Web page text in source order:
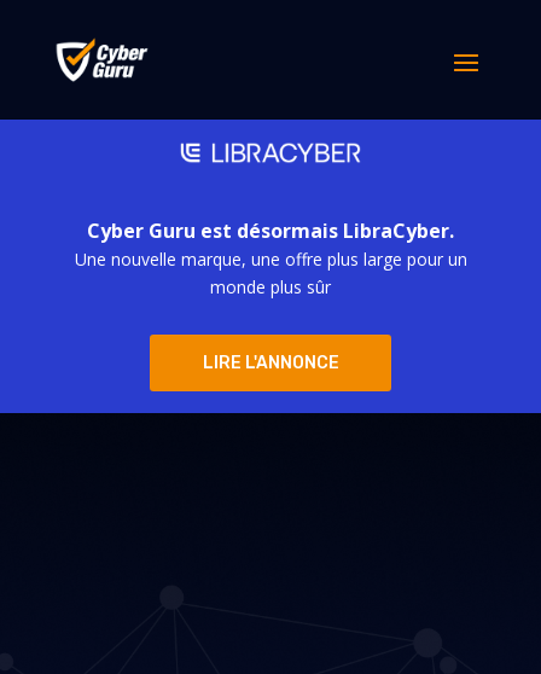
Cyber Guru est désormais LibraCyber.
Une nouvelle marque, une offre plus large pour un
monde plus sûr
LIRE L'ANNONCE